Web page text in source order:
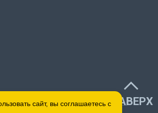
НАВЕРХ
сайт, вы соглашаетесь с